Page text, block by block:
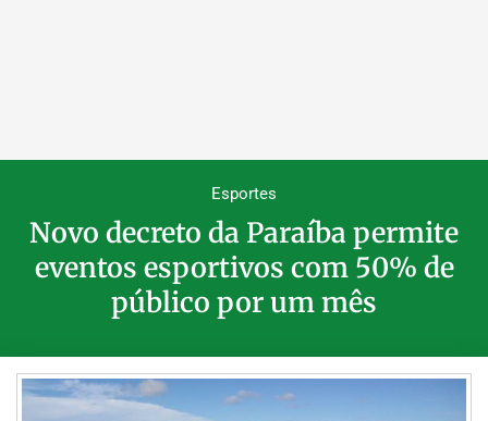
Esportes
Novo decreto da Paraíba permite
eventos esportivos com 50% de
público por um mês